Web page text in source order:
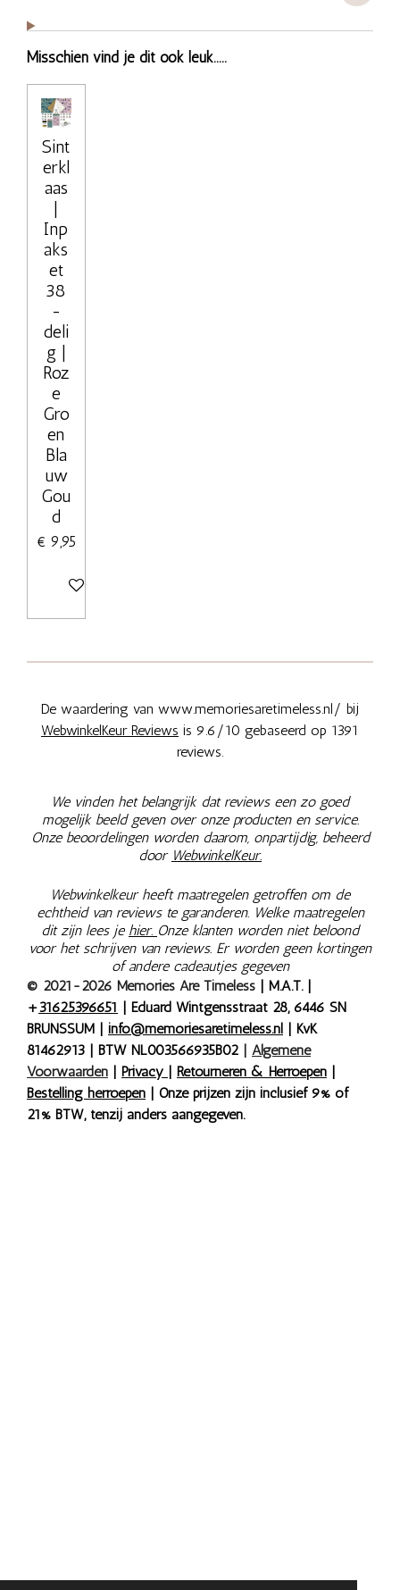
Misschien vind je dit ook leuk.....
Sint
erkl
aas
|
Inp
aks
et
38
-
deli
g |
Roz
e
Gro
en
Bla
uw
Gou
d
€ 9,95
In winkelwagen
De waardering van www.memoriesaretimeless.nl/ bij
WebwinkelKeur Reviews is 9.6/10 gebaseerd op 1391
reviews.
We vinden het belangrijk dat reviews een zo goed
mogelijk beeld geven over onze producten en service.
Onze beoordelingen worden daarom, onpartijdig, beheerd
door WebwinkelKeur.
Webwinkelkeur heeft maatregelen getroffen om de
echtheid van reviews te garanderen. Welke maatregelen
dit zijn lees je hier. Onze klanten worden niet beloond
voor het schrijven van reviews. Er worden geen kortingen
of andere cadeautjes gegeven
© 2021-2026 Memories Are Timeless | M.A.T. |
+31625396651 | Eduard Wintgensstraat 28, 6446 SN
BRUNSSUM | info@memoriesaretimeless.nl | KvK
81462913 | BTW NL003566935B02 | Algemene
Voorwaarden | Privacy | Retourneren & Herroepen |
Bestelling herroepen | Onze prijzen zijn inclusief 9% of
21% BTW, tenzij anders aangegeven.